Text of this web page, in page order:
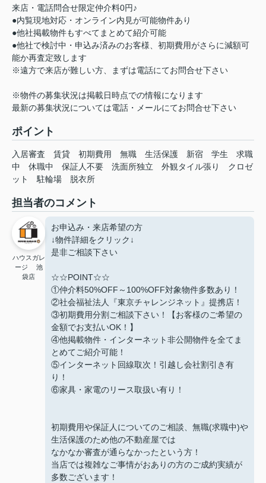
来店・電話問合せ限定仲介料0円♪
●内覧現地対応・オンライン内見が可能物件あり
●他社掲載物件もすべてまとめて紹介可能
●他社で検討中・申込み済みのお客様、初期費用がさらに減額可
能か再査定致します
※遠方で来店が難しい方、まずは電話にてお問合せ下さい
※物件の募集状況は掲載日時点での情報になります
最新の募集状況については電話・メールにてお問合せ下さい
ポイント
入居審査 賃貸 初期費用 無職 生活保護 新宿 学生
求職
中
休職中 保証人不要 洗面所独立 外観タイル張り
クロゼ
ット
駐輪場 脱衣所
担当者のコメント
ハウスガレ
ージ 池
袋店
お申込み・来店希望の方
↓物件詳細をクリック↓
是非ご相談下さい
☆☆POINT☆☆
①仲介料50%OFF～100%OFF対象物件多数あり！
②社会福祉法人『東京チャレンジネット』提携店！
③初期費用分割ご相談下さい！【お客様のご希望の
金額でお支払いOK！】
④他掲載物件・インターネット非公開物件を全てま
とめてご紹介可能！
⑤インターネット回線取次！引越し会社割引き有
り！
⑥家具・家電のリース取扱い有り！
初期費用や保証人についてのご相談、無職(求職中)や
生活保護のため他の不動産屋では
なかなか審査が通らなかったという方！
当店では複雑なご事情がおありの方のご成約実績が
多数ございます！